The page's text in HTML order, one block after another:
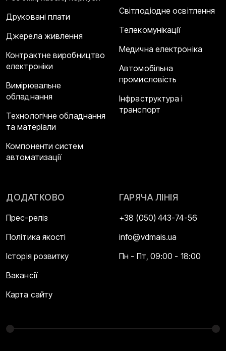
Друковані плати
Джерела живлення
Контрактне виробництво
електроніки
Вимірювальне
обладнання
Технологічне обладнання
та матеріали
Компоненти систем
автоматизації
Світлодіодне освітлення
Телекомунікації
Медична електроніка
Автомобільна
промисловість
Інфраструктура і
транспорт
ДОДАТКОВО
Прес-реліз
Політика якості
Історія розвитку
Вакансії
Карта сайту
ГАРЯЧА ЛІНІЯ
+38 (050) 443-74-56
info@vdmais.ua
Пн - Пт, 09:00 - 18:00